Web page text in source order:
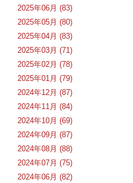
2025年06月 (83)
2025年05月 (80)
2025年04月 (83)
2025年03月 (71)
2025年02月 (78)
2025年01月 (79)
2024年12月 (87)
2024年11月 (84)
2024年10月 (69)
2024年09月 (87)
2024年08月 (88)
2024年07月 (75)
2024年06月 (82)